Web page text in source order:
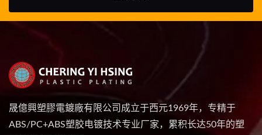
晟億興塑膠電鍍廠有限公司成立于西元1969年，专精于
ABS/PC+ABS塑胶电镀技术专业厂家，累积长达50年的塑